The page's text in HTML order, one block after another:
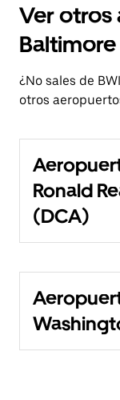
Ver otros
Baltimore
¿No sales de
otros
Ronald
(DCA)